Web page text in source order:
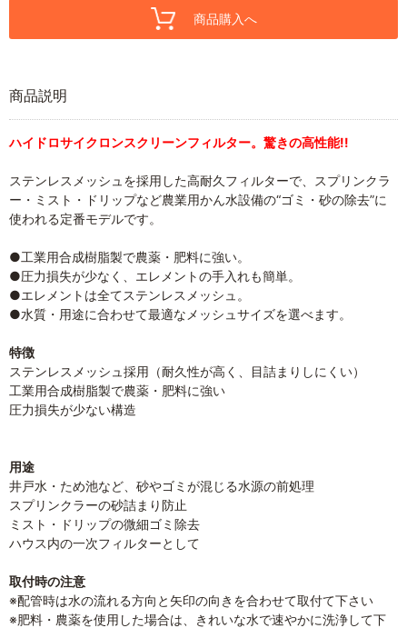
商品購入へ
商品説明
ハイドロサイクロンスクリーンフィルター。驚きの高性能!!
ステンレスメッシュを採用した高耐久フィルターで、スプリンクラ
ー・ミスト・ドリップなど農業用かん水設備の“ゴミ・砂の除去”に
使われる定番モデルです。
●工業用合成樹脂製で農薬・肥料に強い。
●圧力損失が少なく、エレメントの手入れも簡単。
●エレメントは全てステンレスメッシュ。
●水質・用途に合わせて最適なメッシュサイズを選べます。
特徴
ステンレスメッシュ採用（耐久性が高く、目詰まりしにくい）
工業用合成樹脂製で農薬・肥料に強い
圧力損失が少ない構造
用途
井戸水・ため池など、砂やゴミが混じる水源の前処理
スプリンクラーの砂詰まり防止
ミスト・ドリップの微細ゴミ除去
ハウス内の一次フィルターとして
取付時の注意
※配管時は水の流れる方向と矢印の向きを合わせて取付て下さい
※肥料・農薬を使用した場合は、きれいな水で速やかに洗浄して下